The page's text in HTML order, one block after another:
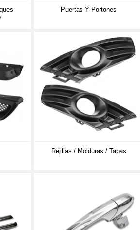
Puertas Y Portones
Rejillas / Molduras / Tapas